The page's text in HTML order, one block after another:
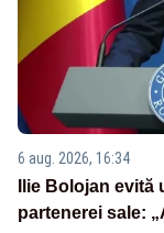
6 aug. 2026, 16:34
Ilie Bolojan
partenerei sale: